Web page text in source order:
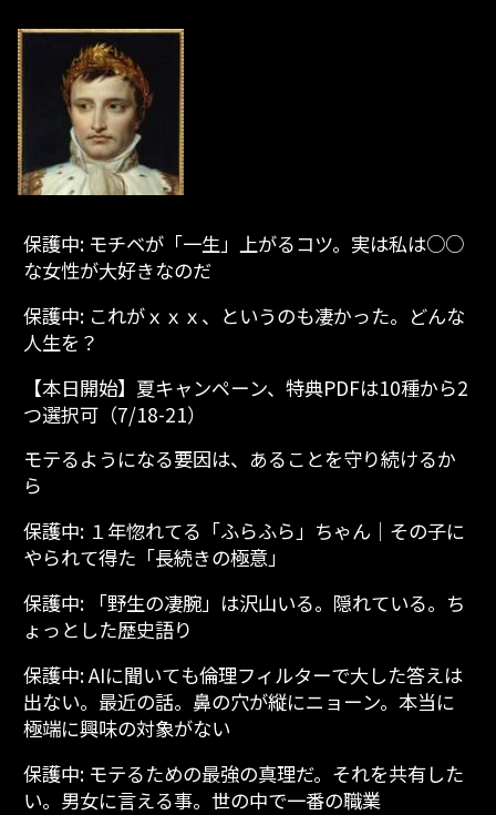
保護中: モチベが「一生」上がるコツ。実は私は○○
な女性が大好きなのだ
保護中: これがｘｘｘ、というのも凄かった。どんな
人生を？
【本日開始】夏キャンペーン、特典PDFは10種から2
つ選択可（7/18-21）
モテるようになる要因は、あることを守り続けるか
ら
保護中: １年惚れてる「ふらふら」ちゃん│その子に
やられて得た「長続きの極意」
保護中: 「野生の凄腕」は沢山いる。隠れている。ち
ょっとした歴史語り
保護中: AIに聞いても倫理フィルターで大した答えは
出ない。最近の話。鼻の穴が縦にニョーン。本当に
極端に興味の対象がない
保護中: モテるための最強の真理だ。それを共有した
い。男女に言える事。世の中で一番の職業